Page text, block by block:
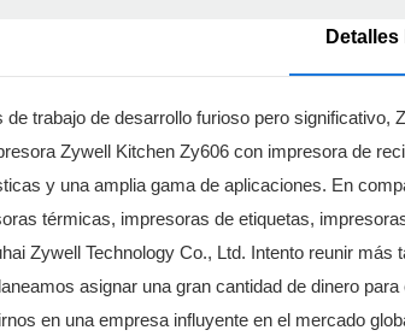
trabajo de desarrollo furioso pero
Zywell Kitchen Zy606 con impresora de
y una amplia gama de aplicaciones. En
térmicas, impresoras de etiquetas,
Zywell Technology Co., Ltd. Intento reunir
asignar una gran cantidad de dinero
en una empresa influyente en el mercado